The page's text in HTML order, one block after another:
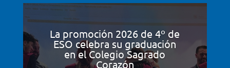
La promoción 2026 de 4º de
ESO celebra su graduación
en el Colegio Sagrado
Corazón